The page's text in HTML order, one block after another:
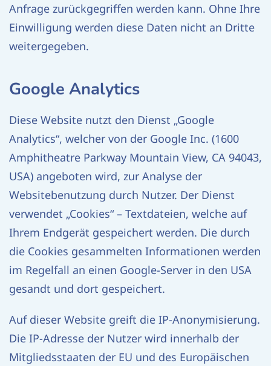
Anfrage zurückgegriffen werden kann. Ohne Ihre
Einwilligung werden diese Daten nicht an Dritte
weitergegeben.
Google Analytics
Diese Website nutzt den Dienst „Google
Analytics“, welcher von der Google Inc. (1600
Amphitheatre Parkway Mountain View, CA 94043,
USA) angeboten wird, zur Analyse der
Websitebenutzung durch Nutzer. Der Dienst
verwendet „Cookies“ – Textdateien, welche auf
Ihrem Endgerät gespeichert werden. Die durch
die Cookies gesammelten Informationen werden
im Regelfall an einen Google-Server in den USA
gesandt und dort gespeichert.
Auf dieser Website greift die IP-Anonymisierung.
Die IP-Adresse der Nutzer wird innerhalb der
Mitgliedsstaaten der EU und des Europäischen